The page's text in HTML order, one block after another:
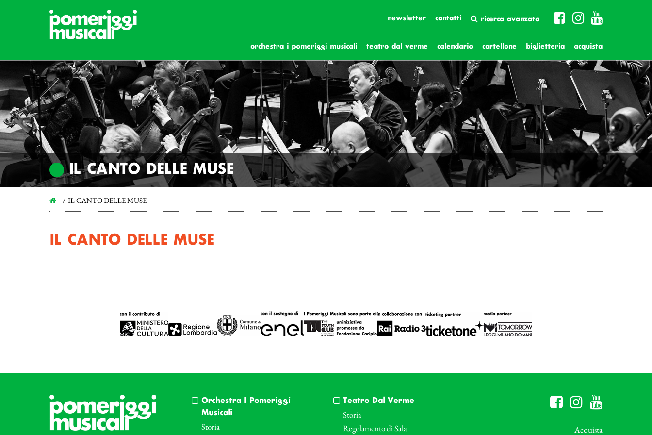
newsletter contatti ricerca avanzata
orchestra i pomeriggi musicali teatro dal verme calendario cartellone biglietteria acquista
IL CANTO DELLE MUSE
IL CANTO DELLE MUSE
IL CANTO DELLE MUSE
Orchestra I Pomeriggi
Musicali
Storia
Teatro Dal Verme
Storia
Regolamento di Sala
Acquista